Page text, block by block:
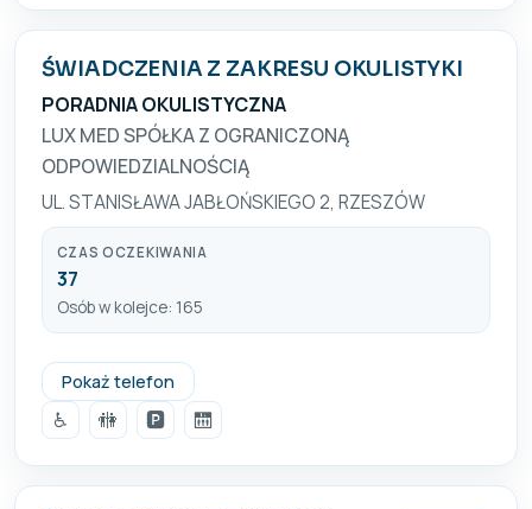
ŚWIADCZENIA Z ZAKRESU OKULISTYKI
PORADNIA OKULISTYCZNA
LUX MED SPÓŁKA Z OGRANICZONĄ
ODPOWIEDZIALNOŚCIĄ
UL. STANISŁAWA JABŁOŃSKIEGO 2, RZESZÓW
CZAS OCZEKIWANIA
37
Osób w kolejce: 165
Pokaż telefon
+48 17 852 61 58
♿
🚻 🅿️ 🛗